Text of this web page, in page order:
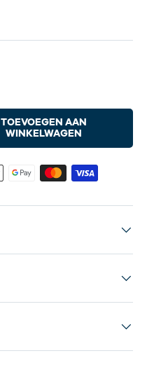
TOEVOEGEN AAN
WINKELWAGEN